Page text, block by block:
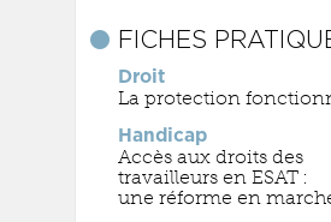
FICHES
Droit
La protection
Handicap
Accès aux droits des
travailleurs en ESAT :
une réforme en